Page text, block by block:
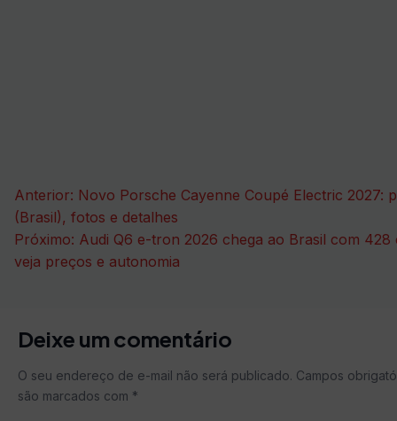
Navegação
de
Post
Anterior: Novo Porsche Cayenne Coupé Electric 2027:
(Brasil), fotos e detalhes
Próximo: Audi Q6 e-tron 2026 chega ao Brasil com 428
veja preços e autonomia
Deixe um comentário
O seu endereço de e-mail não será publicado. Campos
são marcados com *